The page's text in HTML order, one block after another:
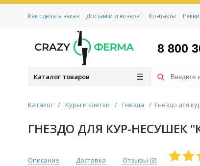
Как сделать заказ Доставки и возврат Контакты
8 800
Каталог товаров
Каталог / Куры и клетки / Гнезда / Гнездо для
ГНЕЗДО ДЛЯ КУР-НЕСУШЕК
Описание Доставка Отзывы (3)